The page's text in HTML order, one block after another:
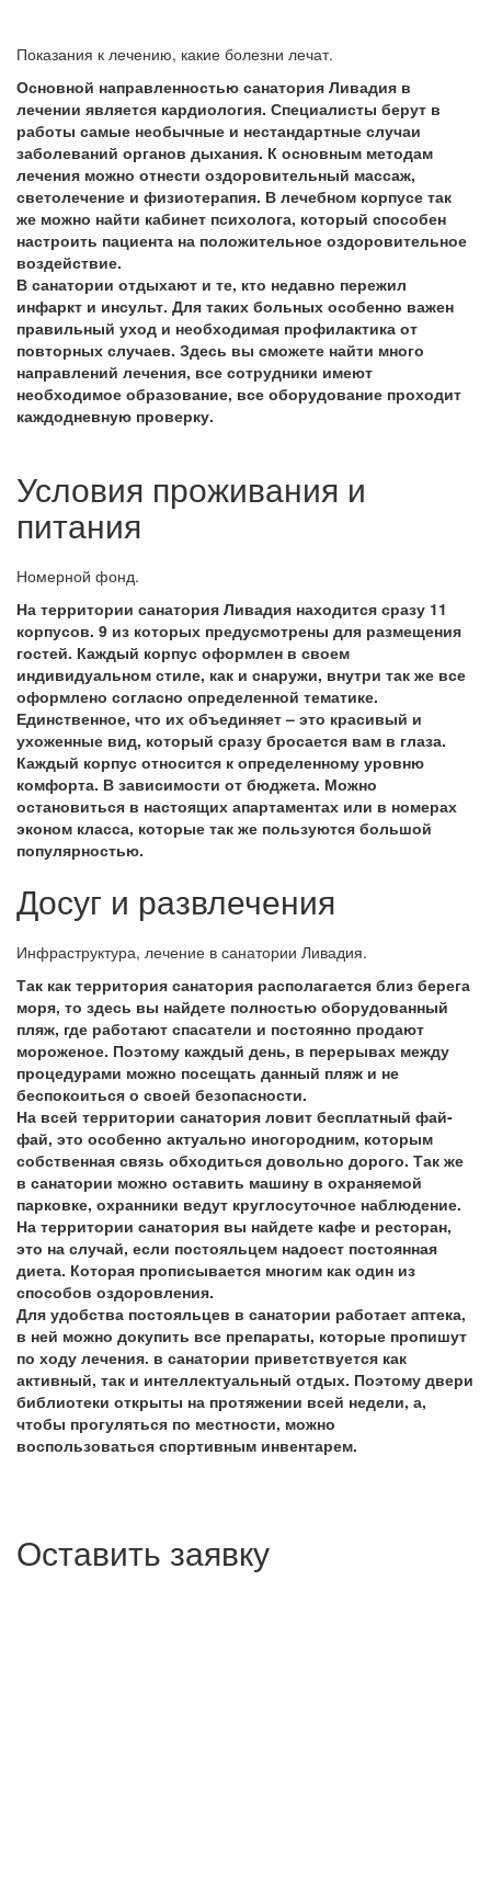
Показания к лечению, какие болезни лечат.
Основной направленностью санатория Ливадия в
лечении является кардиология. Специалисты берут в
работы самые необычные и нестандартные случаи
заболеваний органов дыхания. К основным методам
лечения можно отнести оздоровительный массаж,
светолечение и физиотерапия. В лечебном корпусе так
же можно найти кабинет психолога, который способен
настроить пациента на положительное оздоровительное
воздействие.
В санатории отдыхают и те, кто недавно пережил
инфаркт и инсульт. Для таких больных особенно важен
правильный уход и необходимая профилактика от
повторных случаев. Здесь вы сможете найти много
направлений лечения, все сотрудники имеют
необходимое образование, все оборудование проходит
каждодневную проверку.
Условия проживания и
питания
Номерной фонд.
На территории санатория Ливадия находится сразу 11
корпусов. 9 из которых предусмотрены для размещения
гостей. Каждый корпус оформлен в своем
индивидуальном стиле, как и снаружи, внутри так же все
оформлено согласно определенной тематике.
Единственное, что их объединяет – это красивый и
ухоженные вид, который сразу бросается вам в глаза.
Каждый корпус относится к определенному уровню
комфорта. В зависимости от бюджета. Можно
остановиться в настоящих апартаментах или в номерах
эконом класса, которые так же пользуются большой
популярностью.
Досуг и развлечения
Инфраструктура, лечение в санатории Ливадия.
Так как территория санатория располагается близ берега
моря, то здесь вы найдете полностью оборудованный
пляж, где работают спасатели и постоянно продают
мороженое. Поэтому каждый день, в перерывах между
процедурами можно посещать данный пляж и не
беспокоиться о своей безопасности.
На всей территории санатория ловит бесплатный фай-
фай, это особенно актуально иногородним, которым
собственная связь обходиться довольно дорого. Так же
в санатории можно оставить машину в охраняемой
парковке, охранники ведут круглосуточное наблюдение.
На территории санатория вы найдете кафе и ресторан,
это на случай, если постояльцем надоест постоянная
диета. Которая прописывается многим как один из
способов оздоровления.
Для удобства постояльцев в санатории работает аптека,
в ней можно докупить все препараты, которые пропишут
по ходу лечения. в санатории приветствуется как
активный, так и интеллектуальный отдых. Поэтому двери
библиотеки открыты на протяжении всей недели, а,
чтобы прогуляться по местности, можно
воспользоваться спортивным инвентарем.
Оставить заявку